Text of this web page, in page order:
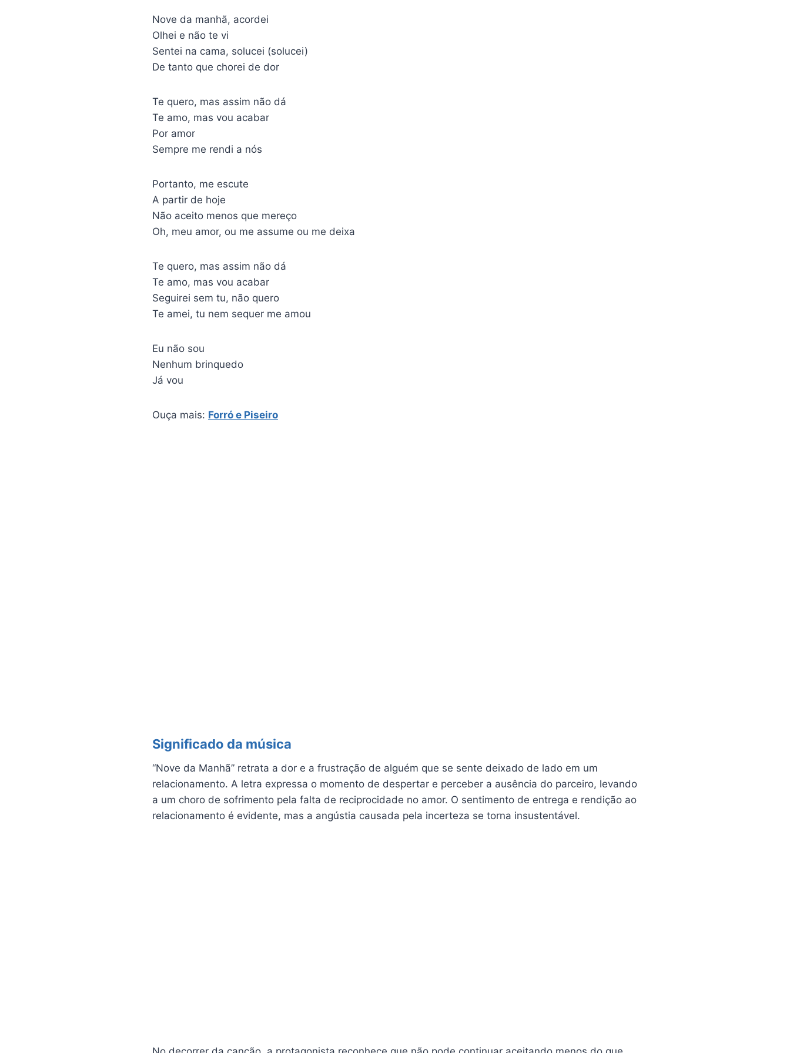
Nove da manhã, acordei
Olhei e não te vi
Sentei na cama, solucei (solucei)
De tanto que chorei de dor
Te quero, mas assim não dá
Te amo, mas vou acabar
Por amor
Sempre me rendi a nós
Portanto, me escute
A partir de hoje
Não aceito menos que mereço
Oh, meu amor, ou me assume ou me deixa
Te quero, mas assim não dá
Te amo, mas vou acabar
Seguirei sem tu, não quero
Te amei, tu nem sequer me amou
Eu não sou
Nenhum brinquedo
Já vou
Ouça mais: Forró e Piseiro
Significado da música
“Nove da Manhã” retrata a dor e a frustração de alguém que se sente deixado de lado em um
relacionamento. A letra expressa o momento de despertar e perceber a ausência do parceiro, levando
a um choro de sofrimento pela falta de reciprocidade no amor. O sentimento de entrega e rendição ao
relacionamento é evidente, mas a angústia causada pela incerteza se torna insustentável.